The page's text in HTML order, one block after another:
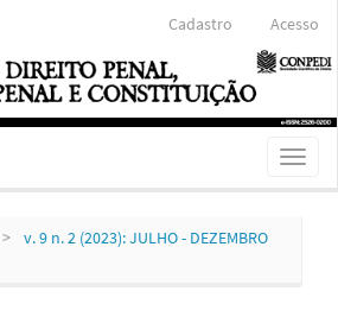
Cadastro Acesso
Toggle
v. 9 n. 2 (2023): JULHO - DEZEMBRO